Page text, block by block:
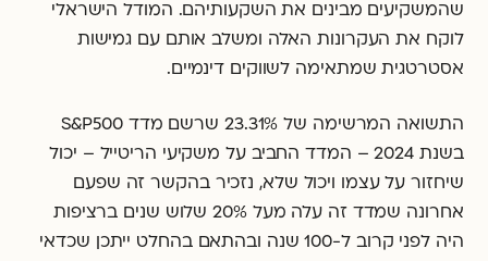
שהמשקיעים מבינים את השקעותיהם. המודל הישראלי
לוקח את העקרונות האלה ומשלב אותם עם גמישות
אסטרטגית שמתאימה לשווקים דינמיים.
התשואה המרשימה של 23.31% שרשם מדד S&P500
בשנת 2024 – המדד החביב על משקיעי הריטייל – יכול
שיחזור על עצמו ויכול שלא, נזכיר בהקשר זה שפעם
אחרונה שמדד זה עלה מעל 20% שלוש שנים ברציפות
היה לפני קרוב ל-100 שנה ובהתאם בהחלט ייתכן שכדאי